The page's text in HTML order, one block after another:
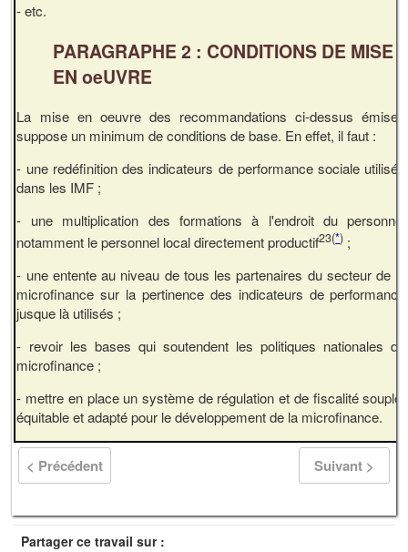
- etc.
PARAGRAPHE 2 : CONDITIONS DE MISE
EN oeUVRE
La mise en oeuvre des recommandations ci-dessus émises
suppose un minimum de conditions de base. En effet, il faut :
- une redéfinition des indicateurs de performance sociale utilisés
dans les IMF ;
- une multiplication des formations à l'endroit du personnel
notamment le personnel local directement productif23(*) ;
- une entente au niveau de tous les partenaires du secteur de la
microfinance sur la pertinence des indicateurs de performance
jusque là utilisés ;
- revoir les bases qui soutendent les politiques nationales de
microfinance ;
- mettre en place un système de régulation et de fiscalité souple,
équitable et adapté pour le développement de la microfinance.
< Précédent Suivant >
Partager ce travail sur :